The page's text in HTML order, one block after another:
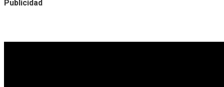
Publicidad